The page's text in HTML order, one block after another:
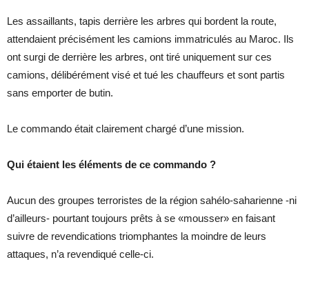
Les assaillants, tapis derrière les arbres qui bordent la route,
attendaient précisément les camions immatriculés au Maroc. Ils
ont surgi de derrière les arbres, ont tiré uniquement sur ces
camions, délibérément visé et tué les chauffeurs et sont partis
sans emporter de butin.
Le commando était clairement chargé d’une mission.
Qui étaient les éléments de ce commando ?
Aucun des groupes terroristes de la région sahélo-saharienne -ni
d’ailleurs- pourtant toujours prêts à se «mousser» en faisant
suivre de revendications triomphantes la moindre de leurs
attaques, n’a revendiqué celle-ci.